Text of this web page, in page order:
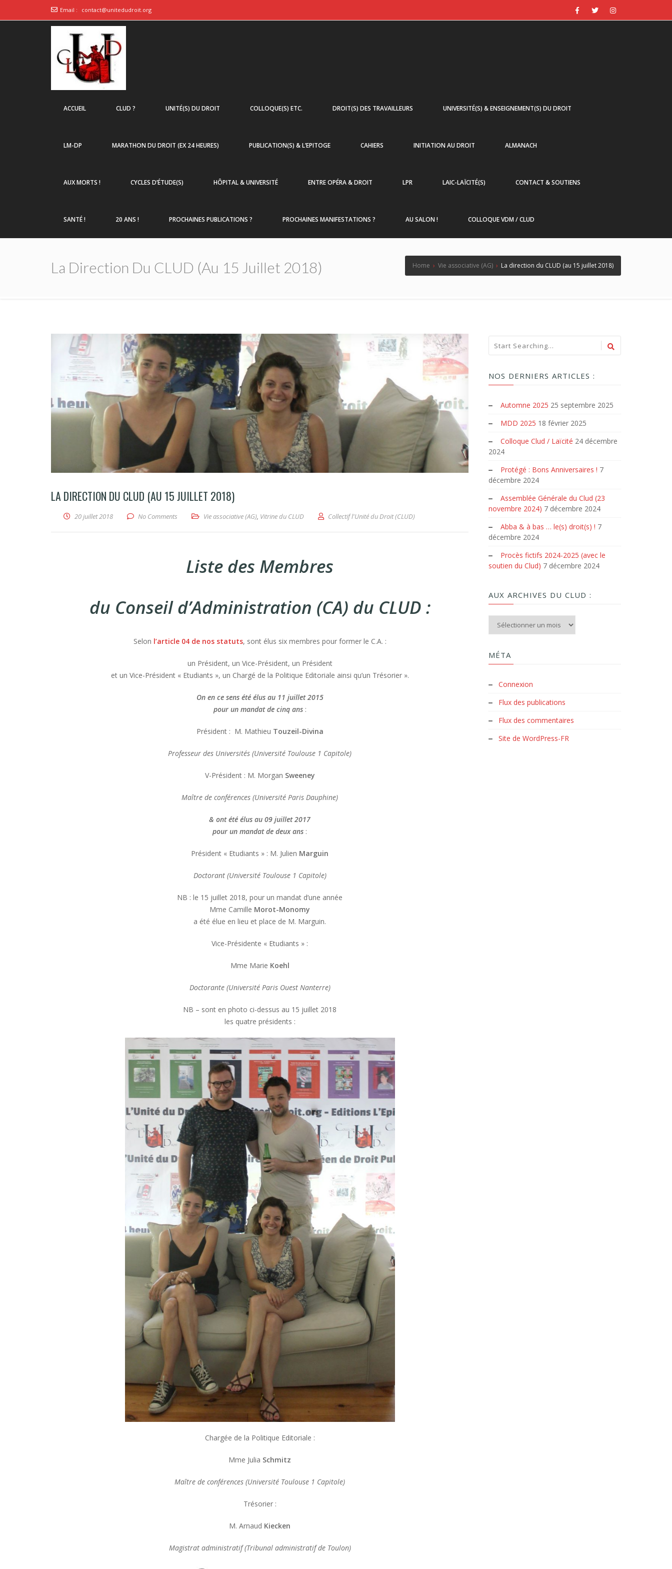
Email : contact@unitedudroit.org
ACCUEIL CLUD ? UNITÉ(S) DU DROIT COLLOQUE(S) ETC. DROIT(S) DES TRAVAILLEURS UNIVERSITÉ(S) & ENSEIGNEMENT(S) DU DROIT
LM-DP MARATHON DU DROIT (EX 24 HEURES) PUBLICATION(S) & L’EPITOGE CAHIERS INITIATION AU DROIT ALMANACH
AUX MORTS ! CYCLES D’ÉTUDE(S) HÔPITAL & UNIVERSITÉ ENTRE OPÉRA & DROIT LPR LAIC-LAÏCITÉ(S) CONTACT & SOUTIENS
SANTÉ ! 20 ANS ! PROCHAINES PUBLICATIONS ? PROCHAINES MANIFESTATIONS ? AU SALON ! COLLOQUE VDM / CLUD
La Direction Du CLUD (au 15 Juillet 2018) Home › Vie associative (AG) › La direction du CLUD (au 15 juillet 2018)
LA DIRECTION DU CLUD (AU 15 JUILLET 2018)
20 juillet 2018 No Comments Vie associative (AG), Vitrine du CLUD Collectif l'Unité du Droit (CLUD)
Liste des Membres
du Conseil d’Administration (CA) du CLUD :
Selon l’article 04 de nos statuts, sont élus six membres pour former le C.A. :
un Président, un Vice-Président, un Président
et un Vice-Président « Etudiants », un Chargé de la Politique Editoriale ainsi qu’un Trésorier ».
On en ce sens été élus au 11 juillet 2015
pour un mandat de cinq ans:
Président : M. Mathieu Touzeil-Divina
Professeur des Universités (Université Toulouse 1 Capitole)
V-Président : M. Morgan Sweeney
Maître de conférences (Université Paris Dauphine)
& ont été élus au 09 juillet 2017
pour un mandat de deux ans :
Président « Etudiants » : M. Julien Marguin
Doctorant (Université Toulouse 1 Capitole)
NB : le 15 juillet 2018, pour un mandat d’une année
Mme Camille Morot-Monomy
a été élue en lieu et place de M. Marguin.
Vice-Présidente « Etudiants » :
Mme Marie Koehl
Doctorante (Université Paris Ouest Nanterre)
NB – sont en photo ci-dessus au 15 juillet 2018
les quatre présidents :
Chargée de la Politique Editoriale :
Mme Julia Schmitz
Maître de conférences (Université Toulouse 1 Capitole)
Trésorier :
M. Arnaud Kiecken
Magistrat administratif (Tribunal administratif de Toulon)
NOS DERNIERS ARTICLES :
Automne 2025 25 septembre 2025
MDD 2025 18 février 2025
Colloque Clud / Laïcité 24 décembre
2024
Protégé : Bons Anniversaires ! 7
décembre 2024
Assemblée Générale du Clud (23
novembre 2024) 7 décembre 2024
Abba & à bas … le(s) droit(s) ! 7
décembre 2024
Procès fictifs 2024-2025 (avec le
soutien du Clud) 7 décembre 2024
AUX ARCHIVES DU CLUD :
Aux archives du Clud :
MÉTA
Connexion
Flux des publications
Flux des commentaires
Site de WordPress-FR